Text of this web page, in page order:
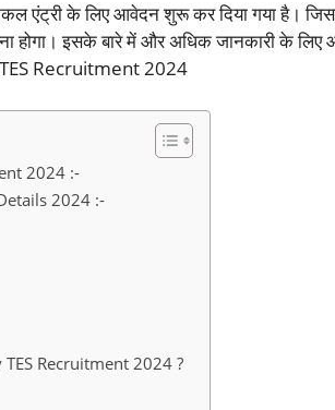
एंट्री के लिए आवेदन शुरू कर दिया गया है।
इसके बारे में और अधिक जानकारी के लिए
Recruitment 2024
2024 :-
2024 :-
Recruitment 2024 ?